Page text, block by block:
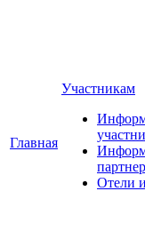
Главная
Участникам
Отели